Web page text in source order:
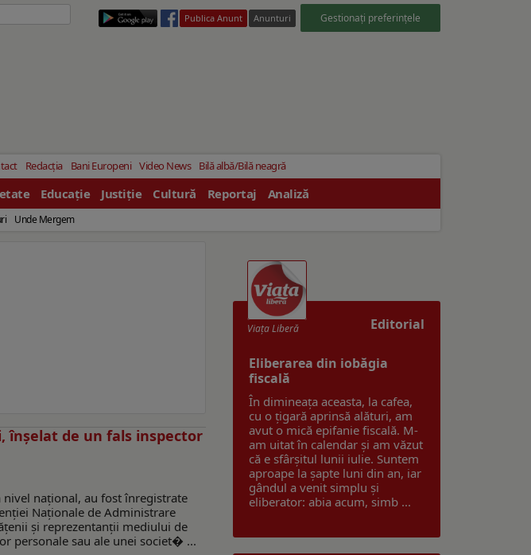
Publica Anunt Anunturi Gestionați preferințele
Redacția Bani Europeni Video News Bilă albă/Bilă neagră
Educație Justiție Cultură Reportaj Analiză
Unde Mergem
înșelat de un fals inspector
nivel național, au fost înregistrate
Naționale de Administrare
și reprezentanții mediului de
personale sau ale unei societ� ...
Editorial
Viaţa Liberă
Eliberarea din iobăgia
fiscală
În dimineața aceasta, la cafea,
cu o țigară aprinsă alături, am
avut o mică epifanie fiscală. M-
am uitat în calendar și am văzut
că e sfârșitul lunii iulie. Suntem
aproape la șapte luni din an, iar
gândul a venit simplu și
eliberator: abia acum, simb ...